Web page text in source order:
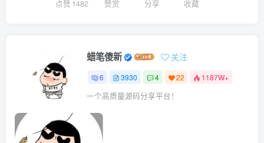
点赞 1482 赞赏 分享 收藏
蜡笔傻新 关注
6 3930 4 22 1187W+
一个高质量源码分享平台！